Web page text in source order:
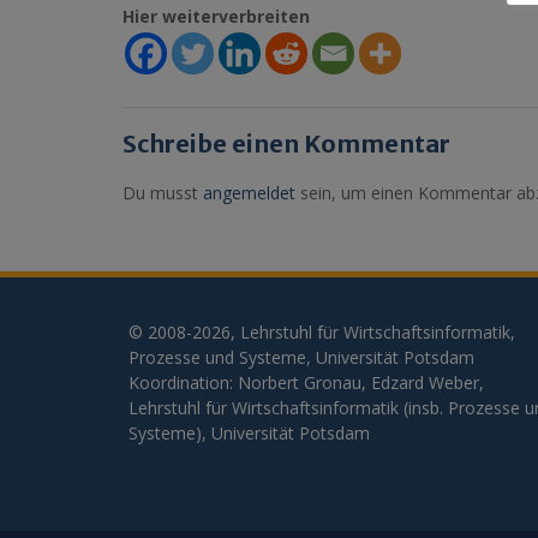
Hier weiterverbreiten
Schreibe einen Kommentar
Du musst angemeldet sein, um einen Kommentar
© 2008-2026, Lehrstuhl für Wirtschaftsinformatik,
Prozesse und Systeme, Universität Potsdam
Koordination: Norbert Gronau, Edzard Weber,
Lehrstuhl für Wirtschaftsinformatik (insb. Prozesse
Systeme), Universität Potsdam